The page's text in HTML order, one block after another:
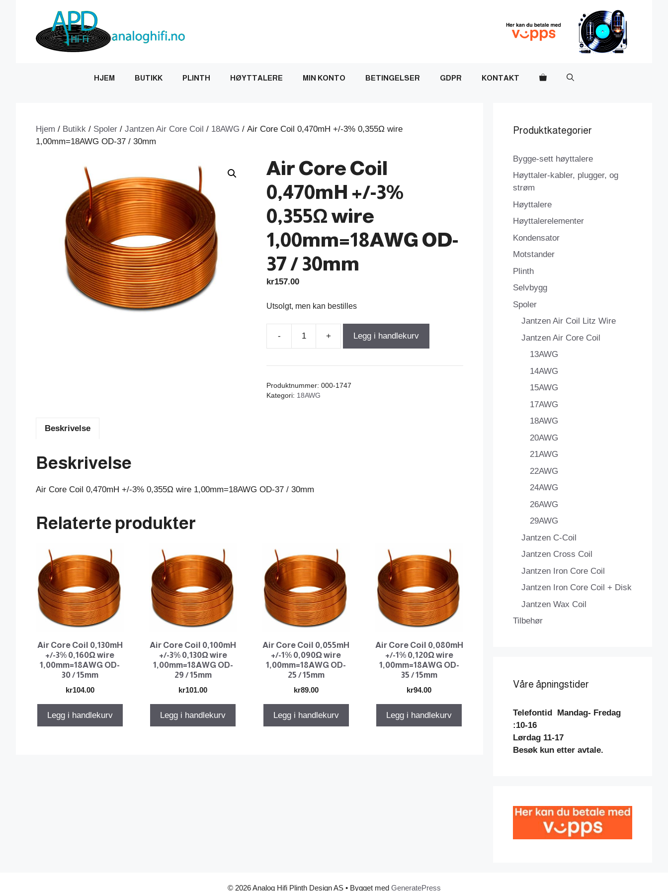
HJEM BUTIKK PLINTH HØYTTALERE MIN KONTO BETINGELSER GDPR KONTAKT
Hjem / Butikk / Spoler / Jantzen Air Core Coil / 18AWG / Air Core Coil 0,470mH +/-3% 0,355Ω wire
1,00mm=18AWG OD-37 / 30mm
Air Core Coil
0,470mH +/-3%
0,355Ω wire
1,00mm=18AWG OD-
37 / 30mm
kr157.00
Utsolgt, men kan bestilles
-
Coil
+/-3%
antall
+ Legg i handlekurv
Produktnummer:000-1747
Kategori: 18AWG
Beskrivelse
Beskrivelse
Air Core Coil 0,470mH +/-3% 0,355Ω wire 1,00mm=18AWG OD-37 / 30mm
Relaterte produkter
Air Core Coil 0,130mH
+/-3% 0,160Ω wire
1,00mm=18AWG OD-
30 / 15mm
kr104.00
Legg i handlekurv
Air Core Coil 0,100mH
+/-3% 0,130Ω wire
1,00mm=18AWG OD-
29 / 15mm
kr101.00
Legg i handlekurv
Air Core Coil 0,055mH
+/-1% 0,090Ω wire
1,00mm=18AWG OD-
25 / 15mm
kr89.00
Legg i handlekurv
Air Core Coil 0,080mH
+/-1% 0,120Ω wire
1,00mm=18AWG OD-
35 / 15mm
kr94.00
Legg i handlekurv
Produktkategorier
Bygge-sett høyttalere
Høyttaler-kabler, plugger, og
strøm
Høyttalere
Høyttalerelementer
Kondensator
Motstander
Plinth
Selvbygg
Spoler
Jantzen Air Coil Litz Wire
Jantzen Air Core Coil
13AWG
14AWG
15AWG
17AWG
18AWG
20AWG
21AWG
22AWG
24AWG
26AWG
29AWG
Jantzen C-Coil
Jantzen Cross Coil
Jantzen Iron Core Coil
Jantzen Iron Core Coil + Disk
Jantzen Wax Coil
Tilbehør
Våre åpningstider
Telefontid Mandag- Fredag
:10-16
Lørdag 11-17
Besøk kun etter avtale.
© 2026 Analog Hifi Plinth Design AS• Bygget med GeneratePress